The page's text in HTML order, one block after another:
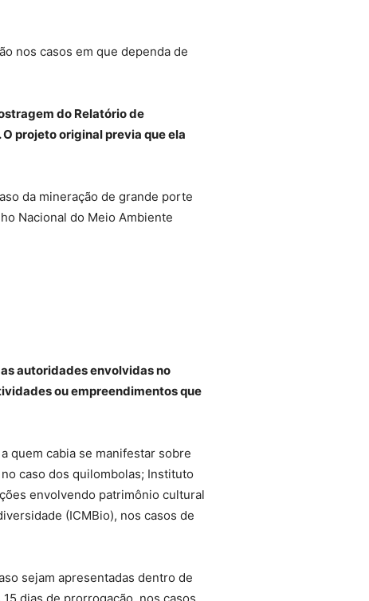
nos casos em que dependa de
do Relatório de
projeto original previa que ela
da mineração de grande porte
Nacional do Meio Ambiente
autoridades envolvidas no
ou empreendimentos que
quem cabia se manifestar sobre
caso dos quilombolas; Instituto
envolvendo patrimônio cultural
(ICMBio), nos casos de
sejam apresentadas dentro de